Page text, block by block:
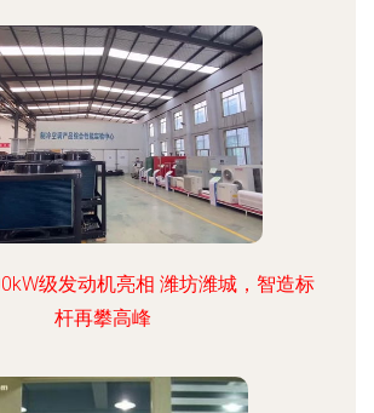
级发动机亮相 潍坊潍城，智造标
杆再攀高峰